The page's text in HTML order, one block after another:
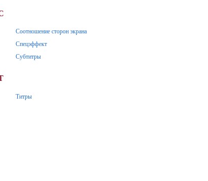
Соотношение сторон экрана
Спецэффект
Субтитры
Титры